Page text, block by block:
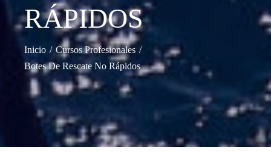
RÁPIDOS
Inicio
Cursos Profesionales
Botes De Rescate No Rápidos